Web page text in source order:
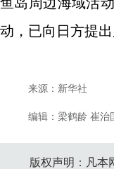
动，已向日方提出
来源：新华社
编辑：梁鹤龄 崔治
版权声明：凡本